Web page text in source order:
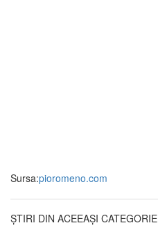
Sursa:pioromeno.com
ȘTIRI DIN ACEEAȘI CATEGORIE